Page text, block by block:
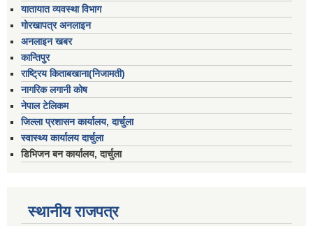
यातायात व्यवस्था विभाग
गोरखापत्र अनलाइन
अनलाइन खबर
कान्तिपुर
राष्ट्रिय किताबखाना(निजामती)
नागरिक लगानी कोष
नेपाल टेलिकम
जिल्ला प्रशासन कार्यालय, दार्चुला
स्वास्थ्य कार्यालय दार्चुला
डिभिजन बन कार्यालय, दार्चुला
स्थानीय राजपत्र